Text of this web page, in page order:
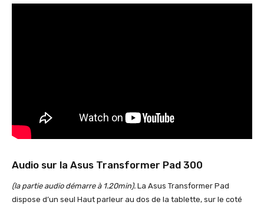
Audio sur la Asus Transformer Pad 300
(la partie audio démarre à 1.20min). La Asus Transformer Pad
dispose d’un seul Haut parleur au dos de la tablette, sur le coté